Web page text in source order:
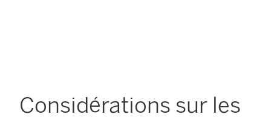
Considérations sur les